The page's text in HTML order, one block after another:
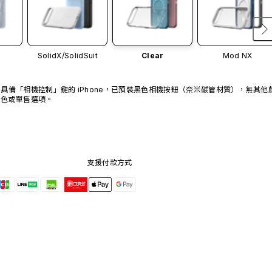
SolidX/SolidSuit Clear Mod NX
具備「相機控制」鍵的 iPhone，已預裝黑色相機按鈕（奈米碳管材質），無其他
色或單售選項。
支援付款方式